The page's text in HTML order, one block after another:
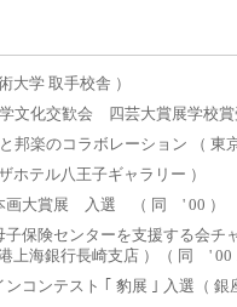
大学 取手校舎 ）
文化交歓会 四芸大賞展学校賞
楽のコラボレーション （ 東
ホテル八王子ギャラリー ）
画大賞展 入選 （ 同 ' 00 ）
保険センターを支援する会チ
上海銀行長崎支店 ）（ 同 ' 00
コンテスト ｢ 豹展 ｣ 入選（ 銀